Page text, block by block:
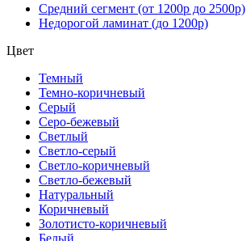
Средний сегмент (от 1200р до 2500р)
Недорогой ламинат (до 1200р)
Цвет
Темный
Темно-коричневый
Серый
Серо-бежевый
Светлый
Светло-серый
Светло-коричневый
Светло-бежевый
Натуральный
Коричневый
Золотисто-коричневый
Белый